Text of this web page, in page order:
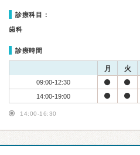
診療科目：
歯科
診療時間
月 火
09:00-12:30
14:00-19:00
14:00-16:30